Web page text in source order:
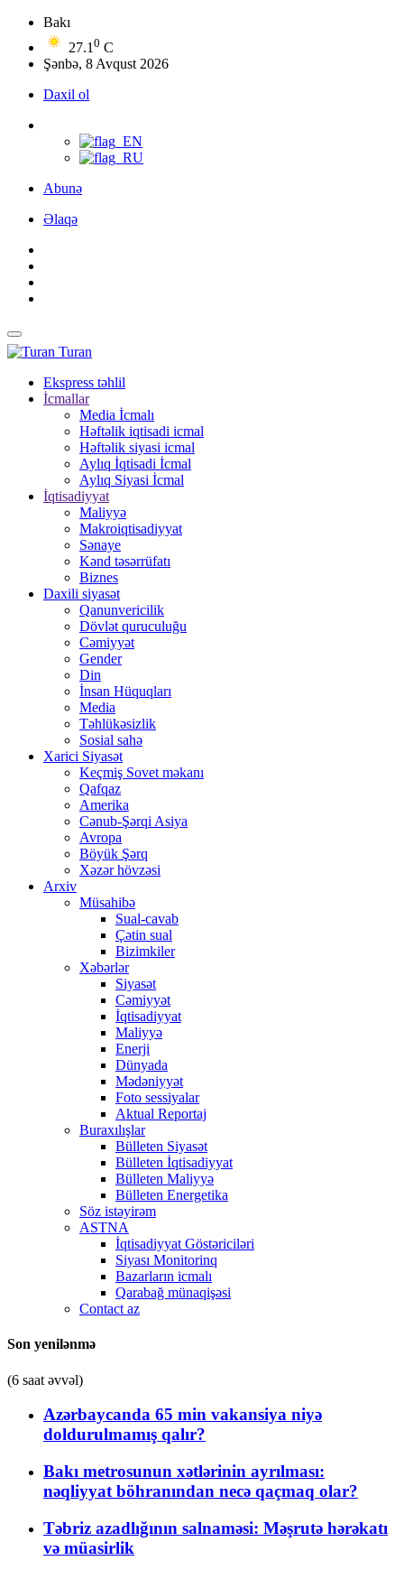
Bakı
27.1 0 C
Şənbə, 8 Avqust 2026
Daxil ol
Abunə
Əlaqə
Turan
Ekspress təhlil
İcmallar
Media İcmalı
Həftəlik iqtisadi icmal
Həftəlik siyasi icmal
Aylıq İqtisadi İcmal
Aylıq Siyasi İcmal
İqtisadiyyat
Maliyyə
Makroiqtisadiyyat
Sənaye
Kənd təsərrüfatı
Biznes
Daxili siyasət
Qanunvericilik
Dövlət quruculuğu
Cəmiyyət
Gender
Din
İnsan Hüquqları
Media
Təhlükəsizlik
Sosial sahə
Xarici Siyasət
Keçmiş Sovet məkanı
Qafqaz
Amerika
Cənub-Şərqi Asiya
Avropa
Böyük Şərq
Xəzər hövzəsi
Arxiv
Müsahibə
Sual-cavab
Çətin sual
Bizimkiler
Xəbərlər
Siyasət
Cəmiyyət
İqtisadiyyat
Maliyyə
Enerji
Dünyada
Mədəniyyət
Foto sessiyalar
Aktual Reportaj
Buraxılışlar
Bülleten Siyasət
Bülleten İqtisadiyyat
Bülleten Maliyyə
Bülleten Energetika
Söz istəyirəm
ASTNA
İqtisadiyyat Göstəriciləri
Siyası Monitorinq
Bazarların icmalı
Qarabağ münaqişəsi
Contact az
Son yenilənmə
(6 saat əvvəl)
Azərbaycanda 65 min vakansiya niyə
doldurulmamış qalır?
Bakı metrosunun xətlərinin ayrılması:
nəqliyyat böhranından necə qaçmaq olar?
Təbriz azadlığının salnaməsi: Məşrutə hərəkatı
və müasirlik